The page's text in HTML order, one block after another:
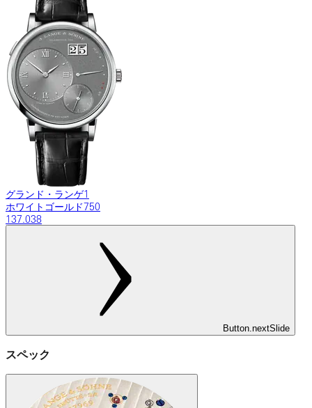
グランド・ランゲ1
ホワイトゴールド750
137.038
Button.nextSlide
スペック